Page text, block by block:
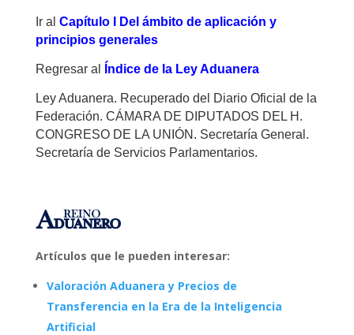
Ir al Capítulo I Del ámbito de aplicación y
principios generales
Regresar al Índice de la Ley Aduanera
Ley Aduanera. Recuperado del Diario Oficial de la
Federación. CÁMARA DE DIPUTADOS DEL H.
CONGRESO DE LA UNIÓN. Secretaría General.
Secretaría de Servicios Parlamentarios.
Artículos que le pueden interesar:
Valoración Aduanera y Precios de
Transferencia en la Era de la Inteligencia
Artificial